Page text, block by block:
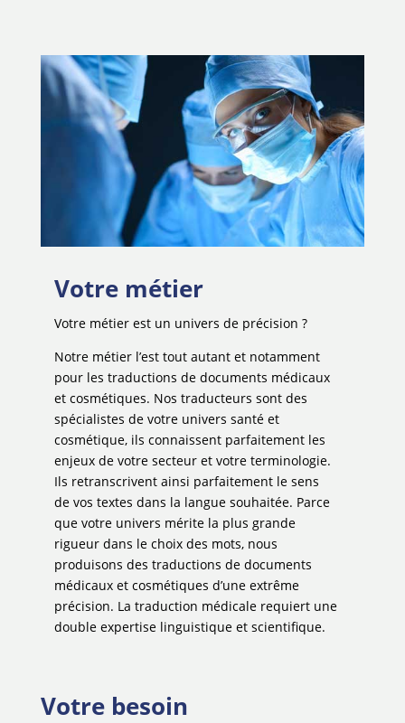
Votre métier
Votre métier est un univers de précision ?
Notre métier l’est tout autant et notamment
pour les traductions de documents médicaux
et cosmétiques. Nos traducteurs sont des
spécialistes de votre univers santé et
cosmétique, ils connaissent parfaitement les
enjeux de votre secteur et votre terminologie.
Ils retranscrivent ainsi parfaitement le sens
de vos textes dans la langue souhaitée. Parce
que votre univers mérite la plus grande
rigueur dans le choix des mots, nous
produisons des traductions de documents
médicaux et cosmétiques d’une extrême
précision. La traduction médicale requiert une
double expertise linguistique et scientifique.
Votre besoin